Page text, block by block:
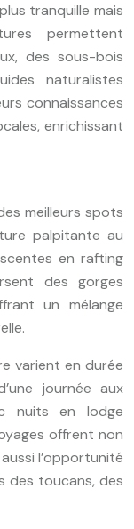
tranquille mais
permettent
des sous-bois
naturalistes
connaissances
enrichissant
meilleurs spots
palpitante au
en rafting
des gorges
un mélange
varient en durée
journée aux
nuits en lodge
offrent non
l’opportunité
des toucans, des